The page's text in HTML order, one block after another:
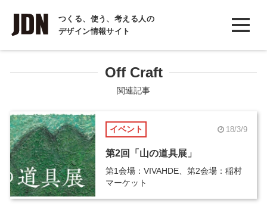
つくる、使う、考える人の
デザイン情報サイト
INTERVIEW
インタビュー
COLUMN
コラム
Off Craft
関連記事
イベント 18/3/9
第2回「山の道具展」
第1会場：VIVAHDE、第2会場：稲村
マーケット